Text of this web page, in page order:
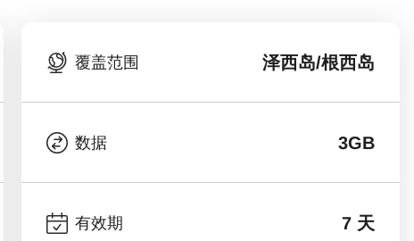
覆盖范围 泽西岛/根西岛
数据 3GB
有效期 7 天